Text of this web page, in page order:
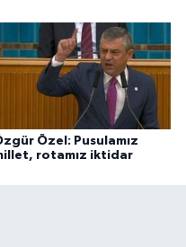
Özel: Pusulamız
rotamız iktidar